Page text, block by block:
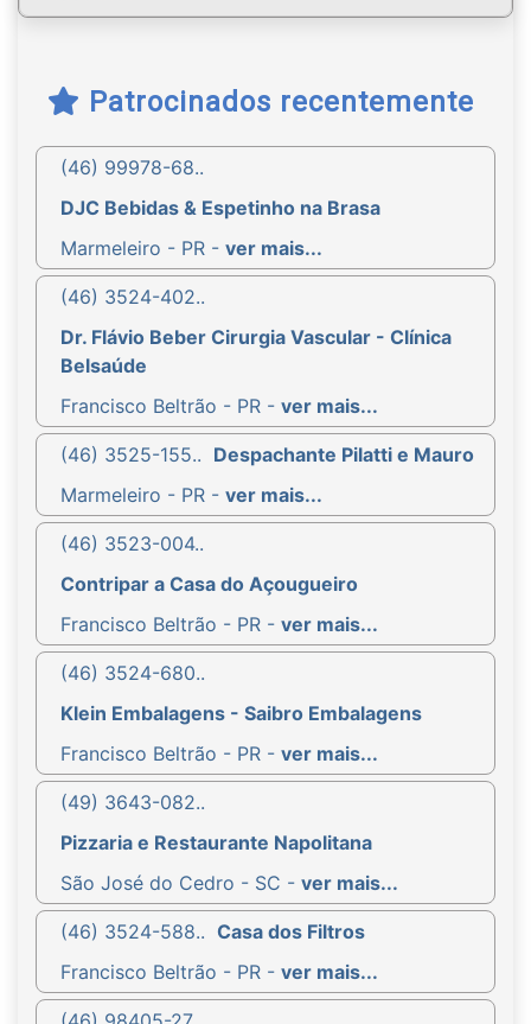
Patrocinados recentemente
(46) 99978-68..
DJC Bebidas & Espetinho na Brasa
Marmeleiro - PR - ver mais...
(46) 3524-402..
Dr. Flávio Beber Cirurgia Vascular - Clínica
Belsaúde
Francisco Beltrão - PR - ver mais...
(46) 3525-155.. Despachante Pilatti e Mauro
Marmeleiro - PR - ver mais...
(46) 3523-004..
Contripar a Casa do Açougueiro
Francisco Beltrão - PR - ver mais...
(46) 3524-680..
Klein Embalagens - Saibro Embalagens
Francisco Beltrão - PR - ver mais...
(49) 3643-082..
Pizzaria e Restaurante Napolitana
São José do Cedro - SC - ver mais...
(46) 3524-588.. Casa dos Filtros
Francisco Beltrão - PR - ver mais...